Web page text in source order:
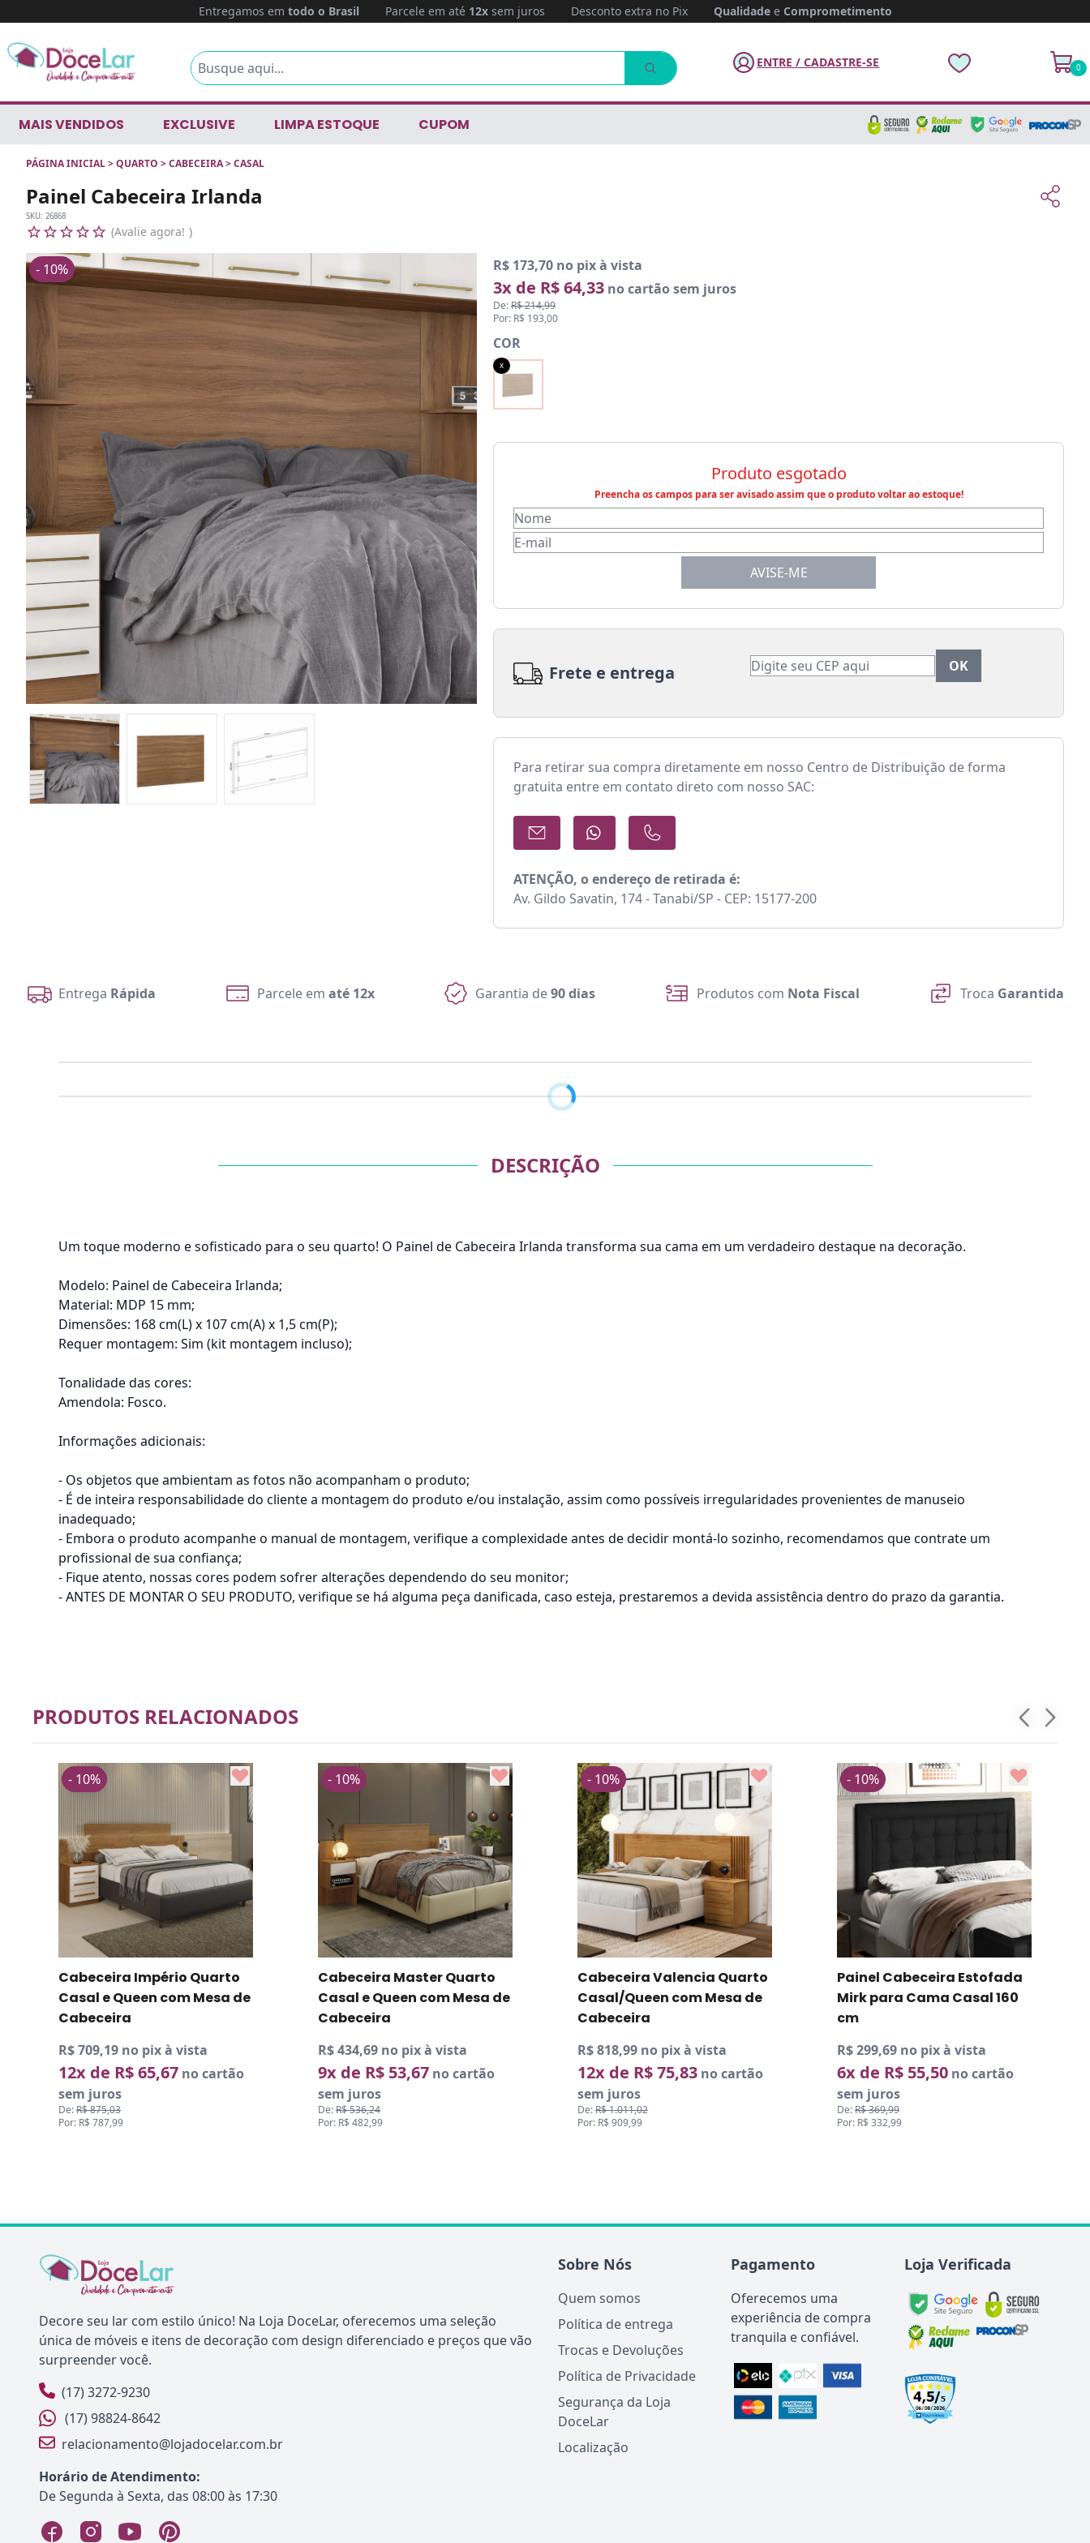
Entregamos em todo o Brasil Parcele em até 12xsem juros Desconto extra no Pix Qualidadee Comprometimento
ENTRE / CADASTRE-SE 0
MAIS VENDIDOS EXCLUSIVE LIMPA ESTOQUE CUPOM
PÁGINA INICIAL>QUARTO >CABECEIRA>CASAL
Painel Cabeceira Irlanda
SKU: 26868
Avalie agora!
R$ 173,70 no pix à vista
3x de R$ 64,33 no cartão sem juros
De:R$ 214,99
Por: R$ 193,00
- 10%
COR
x
Produto esgotado
Preencha os campos para ser avisado assim que o produto voltar ao estoque!
AVISE-ME
Frete e entrega
Para retirar sua compra diretamente em nosso Centro de Distribuição de forma
gratuita entre em contato direto com nosso SAC:
ATENÇÃO, o endereço de retirada é:
Av. Gildo Savatin, 174 - Tanabi/SP - CEP: 15177-200
Entrega Rápida Parcele em até 12x Garantia de90 dias Produtos com Nota Fiscal Troca Garantida
DESCRIÇÃO
Um toque moderno e sofisticado para o seu quarto! O Painel de Cabeceira Irlanda transforma sua cama em um verdadeiro destaque na decoração.
Modelo: Painel de Cabeceira Irlanda;
Material: MDP 15 mm;
Dimensões: 168 cm(L) x 107 cm(A) x 1,5 cm(P);
Requer montagem: Sim (kit montagem incluso);
Tonalidade das cores:
Amendola: Fosco.
Informações adicionais:
- Os objetos que ambientam as fotos não acompanham o produto;
- É de inteira responsabilidade do cliente a montagem do produto e/ou instalação, assim como possíveis irregularidades provenientes de manuseio
inadequado;
- Embora o produto acompanhe o manual de montagem, verifique a complexidade antes de decidir montá-lo sozinho, recomendamos que contrate um
profissional de sua confiança;
- Fique atento, nossas cores podem sofrer alterações dependendo do seu monitor;
- ANTES DE MONTAR O SEU PRODUTO, verifique se há alguma peça danificada, caso esteja, prestaremos a devida assistência dentro do prazo da garantia.
PRODUTOS RELACIONADOS
Cabeceira Império Quarto
Casal e Queen com Mesa de
Cabeceira
R$ 709,19 no pix à vista
12x de R$ 65,67 no cartão
sem juros
De:R$ 875,03
Por: R$ 787,99
- 10%
Cabeceira Master Quarto
Casal e Queen com Mesa de
Cabeceira
R$ 434,69 no pix à vista
9x de R$ 53,67 no cartão
sem juros
De:R$ 536,24
Por: R$ 482,99
- 10%
Cabeceira Valencia Quarto
Casal/Queen com Mesa de
Cabeceira
R$ 818,99 no pix à vista
12x de R$ 75,83 no cartão
sem juros
De:R$ 1.011,02
Por: R$ 909,99
- 10%
Painel Cabeceira Estofada
Mirk para Cama Casal 160
cm
R$ 299,69 no pix à vista
6x de R$ 55,50 no cartão
sem juros
De:R$ 369,99
Por: R$ 332,99
- 10%
Decore seu lar com estilo único! Na Loja DoceLar, oferecemos uma seleção
única de móveis e itens de decoração com design diferenciado e preços que vão
surpreender você.
(17) 3272-9230
(17) 98824-8642
relacionamento@lojadocelar.com.br
Horário de Atendimento:
De Segunda à Sexta, das 08:00 às 17:30
Sobre Nós
Quem somos
Política de entrega
Trocas e Devoluções
Política de Privacidade
Segurança da Loja
DoceLar
Localização
Pagamento
Oferecemos uma
experiência de compra
tranquila e confiável.
Loja Verificada